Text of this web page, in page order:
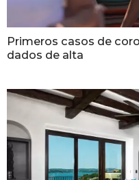
Primeros casos de
dados de alta